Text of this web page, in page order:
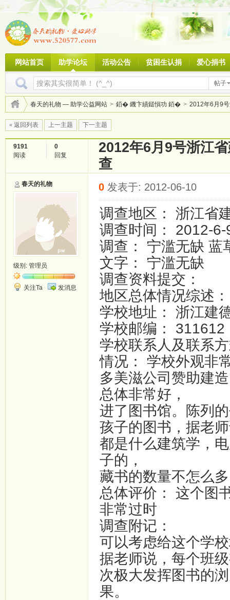
网站首页 助学论坛 活动公告 贫困生认捐 爱心捐书
帖子
春天的礼物 — 助学公益网站 > 銆� 鐖卞績鎹愪功 銆� > 2012年6月9
« 返回列表 上一主题 下一主题
9191
阅读
0
回复
2012年6月9号浙江
查
春天的礼物
级别: 管理员
关注Ta 发消息
0 发表于: 2012-06-10
调查地区： 浙江省
调查时间： 2012-6-
调查： 宁滥无缺 蓝
文字： 宁滥无缺
调查资料提交：
地区总体情况综述：
学校地址： 浙江建
学校邮编： 311612
学校联系人及联系
情况： 学校外观非
多美滋公司赞助建
总体非常好，
进了图书馆。陈列
孩子的图书，据老
都是什么建筑学，
子的，
藏书的数量不怎么
总体评价： 这个图
非常过时
调查附记：
可以考虑给这个学
据老师说，每个班
次极大发挥图书的
果。